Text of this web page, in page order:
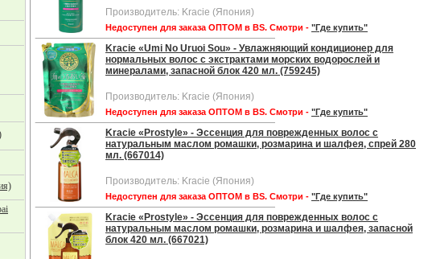
Производитель: Kracie (Япония)
Недоступен для заказа ОПТОМ в BS. Смотри - "Где купить"
Kracie «Umi No Uruoi Sou» - Увлажняющий кондиционер для
нормальных волос с экстрактами морских водорослей и
минералами, запасной блок 420 мл. (759245)
Производитель: Kracie (Япония)
Недоступен для заказа ОПТОМ в BS. Смотри - "Где купить"
Kracie «Prostylе» - Эссенция для поврежденных волос с
натуральным маслом ромашки, розмарина и шалфея, спрей 280
мл. (667014)
Производитель: Kracie (Япония)
Недоступен для заказа ОПТОМ в BS. Смотри - "Где купить"
Kracie «Prostylе» - Эссенция для поврежденных волос с
натуральным маслом ромашки, розмарина и шалфея, запасной
блок 420 мл. (667021)